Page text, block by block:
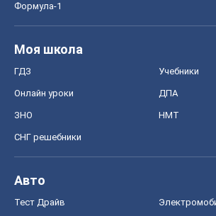
Формула-1
Моя школа
ГДЗ Учебники
Онлайн уроки ДПА
ЗНО НМТ
СНГ решебники
Авто
Тест Драйв